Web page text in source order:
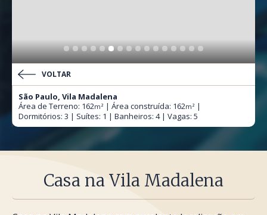
VOLTAR
São Paulo, Vila Madalena
Área de Terreno: 162m² | Área construída: 162m² |
Dormitórios: 3 | Suítes: 1 | Banheiros: 4 | Vagas: 5
Casa na Vila Madalena